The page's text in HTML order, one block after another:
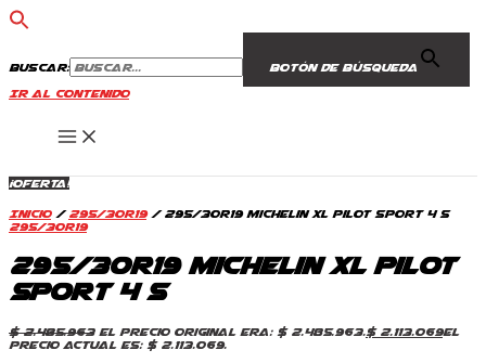
Buscar:
Botón de búsqueda
Ir al contenido
¡Oferta!
Inicio/295/30R19/ 295/30R19 Michelin XL Pilot Sport 4 S
295/30R19
295/30R19 Michelin XL Pilot
Sport 4 S
$2.485.963 El precio original era: $ 2.485.963.$2.113.069El
precio actual es: $ 2.113.069.